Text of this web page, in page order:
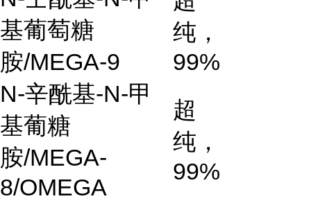
基葡萄糖
胺/MEGA-9
纯，
99%
N-辛酰基-N-甲
基葡糖
胺/MEGA-
8/OMEGA
超
纯，
99%